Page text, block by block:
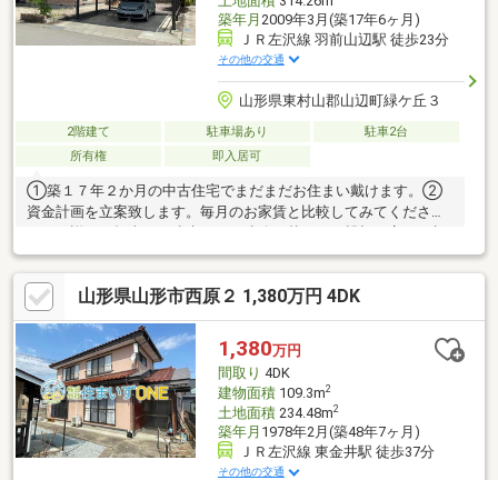
築年月 2009年3月(築17年6ヶ月)
ＪＲ左沢線 羽前山辺駅 徒歩23分
その他の交通
山形県東村山郡山辺町緑ケ丘３
2階建て 駐車場あり
駐車2台
所有権
即入居可
①築１７年２か月の中古住宅でまだまだお住まい戴けます。②
資金計画を立案致します。毎月のお家賃と比較してみてくださ
談させて戴きます♪閑静な住宅街の住戸、更に南向なので、１日を
通して日が当たりやすく冬場もあったか。また広々とした延床面
積１５７．３３㎡の居室空間で、その上プロの目でチェックを受
けたことを示す建築確認完了検査済証有の住戸なので、基準に適
合している事が確認済みで安心です。ちなみに３６５日異変を監
視する２４時間セキュリティー採用です。家族の物語が生まれる
５ＳＬＤＫ。ご案内いたしますのでお気軽にご連絡ください。
山形県山形市西原２ 1,380万円 4DK
1,380万円
間取り 4DK
建物面積109.3m2
土地面積234.48m2
築年月 1978年2月(築48年7ヶ月)
ＪＲ左沢線 東金井駅 徒歩37分
その他の交通